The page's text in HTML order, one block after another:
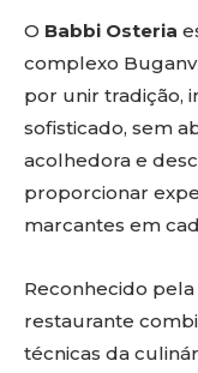
O Babbi Osteria
complexo
por unir tradição,
sofisticado, sem
acolhedora e
proporcionar
marcantes em
Reconhecido
restaurante
técnicas da